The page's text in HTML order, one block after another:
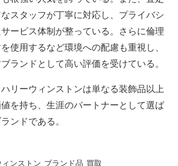
スタッフが丁寧に対応し、プライバシ
ービス体制が整っている。さらに倫理
使用するなど環境への配慮も重視し、
ランドとして高い評価を受けている。
リーウィンストンは単なる装飾品以上
を持ち、生涯のパートナーとして選ば
ンドである。
ンストン ブランド品 買取